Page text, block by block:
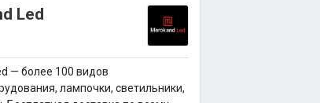
Led
— более 100 видов
лампочки, светильники,